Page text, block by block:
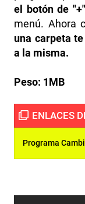
el botón de "+"
menú. Ahora
una carpeta
a la misma.
Peso: 1MB
Programa